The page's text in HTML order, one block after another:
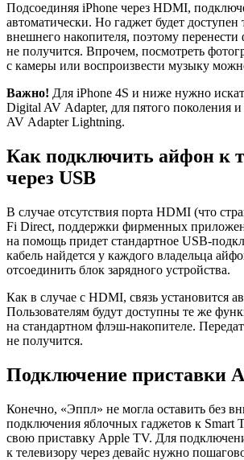
Подсоединяя iPhone через HDMI,
автоматически. Но гаджет будет доступен
внешнего накопителя, поэтому
не получится. Впрочем, посмотреть
с камеры или воспроизвести музыку
Важно! Для iPhone 4S и ниже нужно
Digital AV Adapter, для пятого поколения
AV Adapter Lightning.
Как подключить айфон к
через USB
В случае отсутствия порта HDMI (что
Fi Direct, поддержки фирменных
на помощь придет стандартное USB-
кабель найдется у каждого владельца
отсоединить блок зарядного устройства.
Как в случае с HDMI, связь установится
Пользователям будут доступны те же
на стандартном флэш-накопителе.
не получится.
Подключение приставки
Конечно, «Эппл» не могла оставить без
подключения яблочных гаджетов к Smart
свою приставку Apple TV. Для
к телевизору через девайс нужно